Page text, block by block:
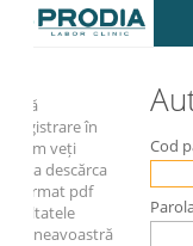
în
veți
descărca
pdf
Cod
Parola